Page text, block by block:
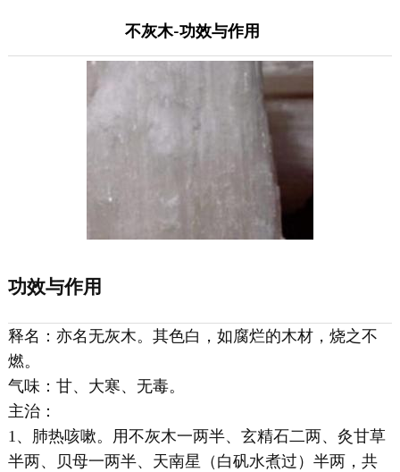
不灰木-功效与作用
功效与作用
释名：亦名无灰木。其色白，如腐烂的木材，烧之不
燃。
气味：甘、大寒、无毒。
主治：
1、肺热咳嗽。用不灰木一两半、玄精石二两、灸甘草
半两、贝母一两半、天南星（白矾水煮过）半两，共